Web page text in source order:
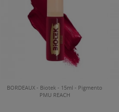
BORDEAUX - Biotek - 15ml - Pigmento
PMU REACH